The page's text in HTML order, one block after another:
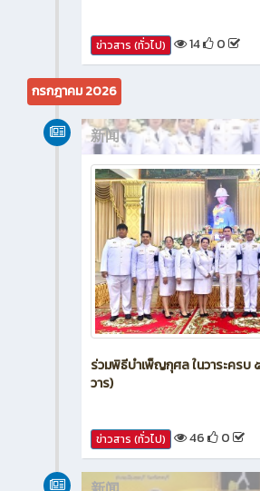
ข่าวสาร (ทั่วไป) 14 0
กรกฎาคม 2026
新闻
ร่วมพิธีบำเพ็ญกุศล ในวาระคร
วาร)
ข่าวสาร (ทั่วไป) 46 0